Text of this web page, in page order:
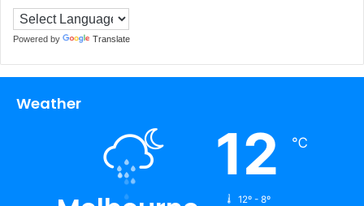
Powered by Translate
Weather
12 ℃
12º - 8º